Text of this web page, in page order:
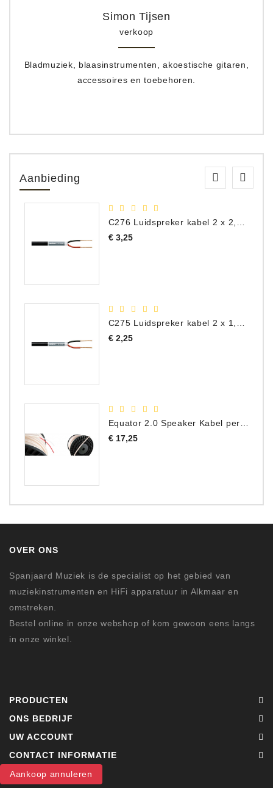
Simon Tijsen
verkoop
Bladmuziek, blaasinstrumenten, akoestische gitaren,
accessoires en toebehoren.
Aanbieding
C276 Luidspreker kabel 2 x 2,50 mm² (per meter)
€ 3,25Prijs
€ 2,25Prijs
Equator 2.0 Speaker Kabel per meter
€ 17,25Prijs
OVER ONS
Spanjaard Muziek is de specialist op het gebied van
muziekinstrumenten en HiFi apparatuur in Alkmaar en
omstreken.
Bestel online in onze webshop of kom gewoon eens langs
in onze winkel.
PRODUCTEN
ONS BEDRIJF
UW ACCOUNT
CONTACT INFORMATIE
Aankoop annuleren